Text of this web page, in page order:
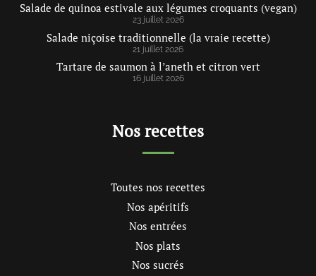
Salade de quinoa estivale aux légumes croquants (vegan)
23 juillet 2026
Salade niçoise traditionnelle (la vraie recette)
21 juillet 2026
Tartare de saumon à l’aneth et citron vert
16 juillet 2026
Nos recettes
Toutes nos recettes
Nos apéritifs
Nos entrées
Nos plats
Nos sucrés